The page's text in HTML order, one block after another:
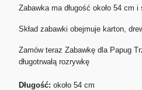
Zabawka ma długość około 54 cm
Skład zabawki obejmuje karton,
Zamów teraz Zabawkę dla Papug
długotrwałą rozrywkę
Długość: około 54 cm